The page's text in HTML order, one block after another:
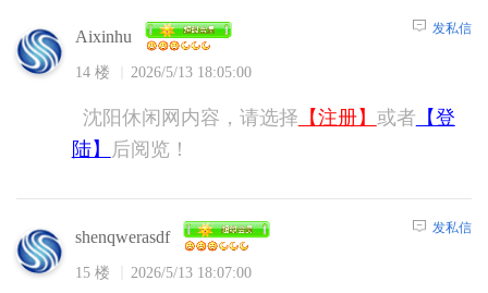
Aixinhu
14 楼 2026/5/13 18:05:00
发私信
沈阳休闲网内容，请选择 【注册】 或者 【登
陆】
后阅览！
shenqwerasdf
15 楼 2026/5/13 18:07:00
发私信